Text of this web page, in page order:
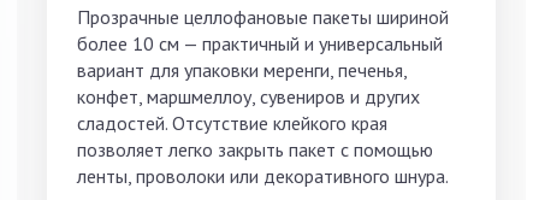
Прозрачные целлофановые пакеты шириной
более 10 см — практичный и универсальный
вариант для упаковки меренги, печенья,
конфет, маршмеллоу, сувениров и других
сладостей. Отсутствие клейкого края
позволяет легко закрыть пакет с помощью
ленты, проволоки или декоративного шнура.